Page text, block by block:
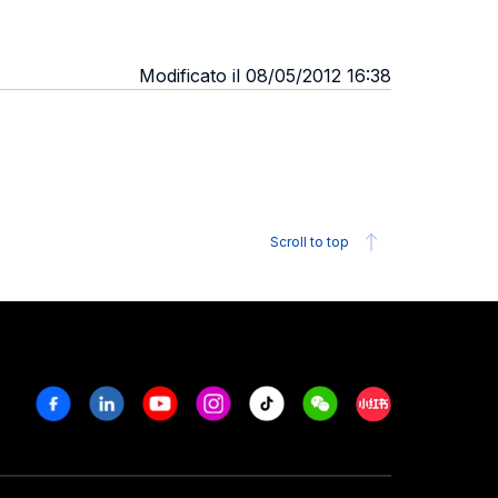
Modificato il 08/05/2012 16:38
Scroll to top
FacebookLinkedinYoutubeInstagram
Tiktok WeechatXiaohongshu/